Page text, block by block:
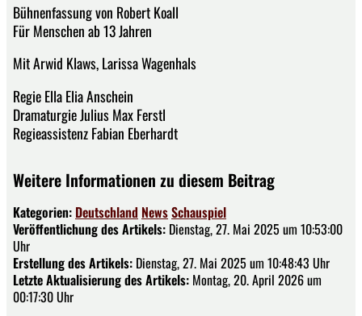
Bühnenfassung von Robert Koall
Für Menschen ab 13 Jahren
Mit Arwid Klaws, Larissa Wagenhals
Regie Ella Elia Anschein
Dramaturgie Julius Max Ferstl
Regieassistenz Fabian Eberhardt
Weitere Informationen zu diesem Beitrag
Kategorien: Deutschland NewsSchauspiel
Veröffentlichung des Artikels: Dienstag, 27. Mai 2025 um 10:53:00
Uhr
Erstellung des Artikels: Dienstag, 27. Mai 2025 um 10:48:43 Uhr
Letzte Aktualisierung des Artikels: Montag, 20. April 2026 um
00:17:30 Uhr